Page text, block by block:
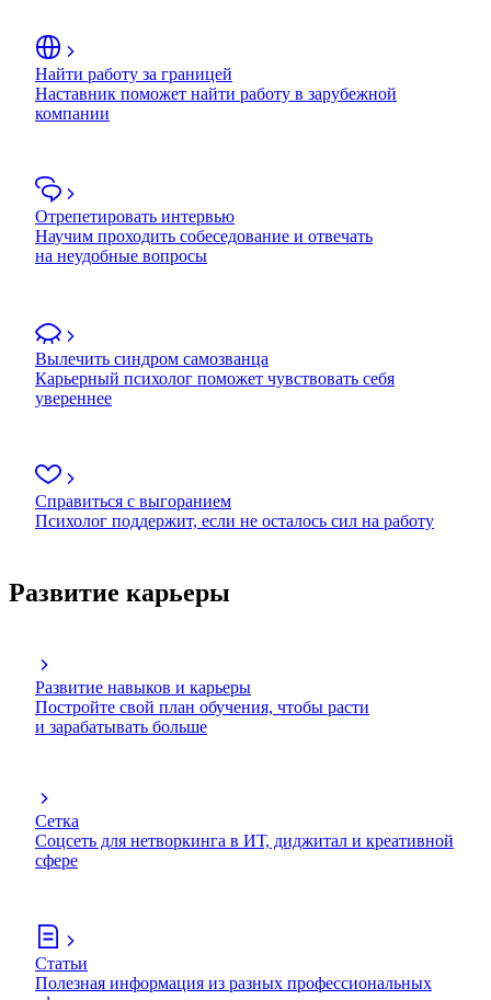
Найти работу за границей
Наставник поможет найти работу в зарубежной
компании
Отрепетировать интервью
Научим проходить собеседование и отвечать
на неудобные вопросы
Вылечить синдром самозванца
Карьерный психолог поможет чувствовать себя
увереннее
Справиться с выгоранием
Психолог поддержит, если не осталось сил на работу
Развитие карьеры
Развитие навыков и карьеры
Постройте свой план обучения, чтобы расти
и зарабатывать больше
Сетка
Соцсеть для нетворкинга в ИТ, диджитал и креативной
сфере
Статьи
Полезная информация из разных профессиональных